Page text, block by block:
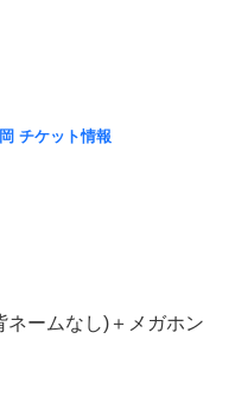
チケット情報
ネームなし)＋メガホン